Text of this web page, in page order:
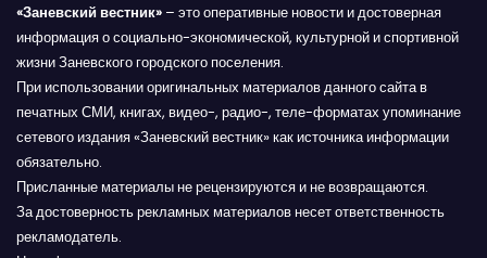
«Заневский вестник» – это оперативные новости и достоверная
информация о социально-экономической, культурной и спортивной
жизни Заневского городского поселения.
При использовании оригинальных материалов данного сайта в
печатных СМИ, книгах, видео-, радио-, теле-форматах упоминание
сетевого издания «Заневский вестник» как источника информации
обязательно.
Присланные материалы не рецензируются и не возвращаются.
За достоверность рекламных материалов несет ответственность
рекламодатель.